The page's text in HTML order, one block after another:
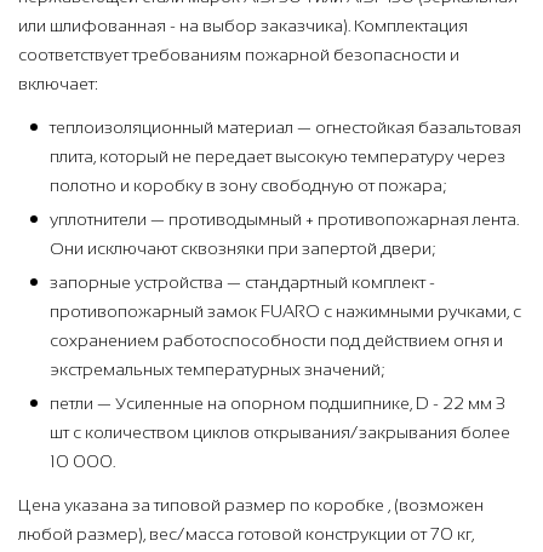
или шлифованная - на выбор заказчика). Комплектация
соответствует требованиям пожарной безопасности и
включает:
теплоизоляционный материал — огнестойкая базальтовая
плита, который не передает высокую температуру через
полотно и коробку в зону свободную от пожара;
уплотнители — противодымный + противопожарная лента.
Они исключают сквозняки при запертой двери;
запорные устройства — стандартный комплект -
противопожарный замок FUARO с нажимными ручками, с
сохранением работоспособности под действием огня и
экстремальных температурных значений;
петли — Усиленные на опорном подшипнике, D - 22 мм 3
шт с количеством циклов открывания/закрывания более
10 000.
Цена указана за типовой размер по коробке , (возможен
любой размер), вес/масса готовой конструкции от 70 кг,